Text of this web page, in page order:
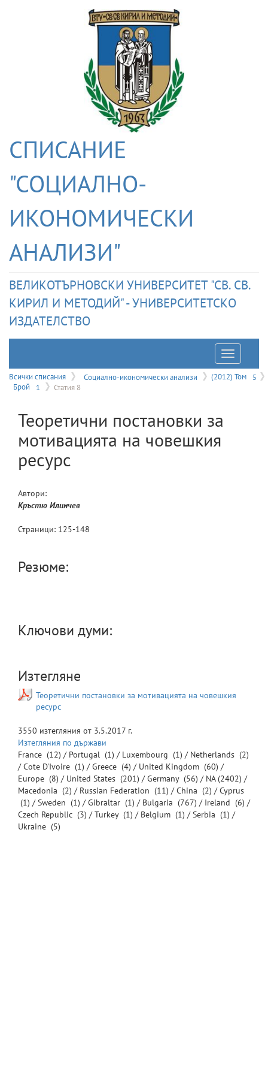
СПИСАНИЕ
"СОЦИАЛНО-
ИКОНОМИЧЕСКИ
АНАЛИЗИ"
ВЕЛИКОТЪРНОВСКИ УНИВЕРСИТЕТ "СВ. СВ.
КИРИЛ И МЕТОДИЙ" - УНИВЕРСИТЕТСКО
ИЗДАТЕЛСТВО
Отваряне
на
Всички списания Социално-икономически анализи (2012) Том
5
Брой
1 Статия 8
Теоретични постановки за
мотивацията на човешкия
ресурс
Автори:
Кръстю Илинчев
Страници: 125-148
Резюме:
Ключови думи:
Изтегляне
Теоретични постановки за мотивацията на човешкия
ресурс
3550 изтегляния от 3.5.2017 г.
Изтегляния по държави
France (12) / Portugal (1) / Luxembourg (1) / Netherlands (2)
/Cote D'Ivoire (1) /Greece (4) / United Kingdom (60) /
Europe (8) / United States (201) /Germany (56) / NA(2402) /
Macedonia (2) / Russian Federation (11) /China (2) /Cyprus
(1) /Sweden (1) /Gibraltar (1) / Bulgaria (767) / Ireland (6) /
Czech Republic (3) /Turkey (1) / Belgium (1) /Serbia (1) /
Ukraine (5)